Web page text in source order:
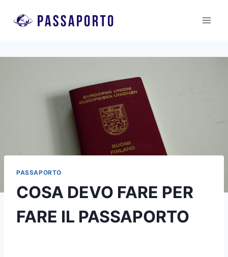
PASSAPORTO
COSA DEVO FARE PER
FARE IL PASSAPORTO